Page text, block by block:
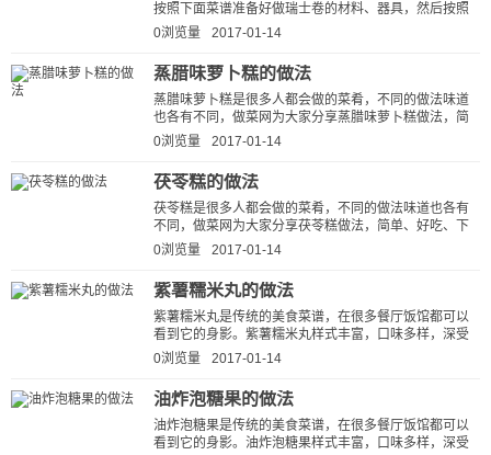
按照下面菜谱准备好做瑞士卷的材料、器具，然后按照
步骤一步步来做，您一定能学会瑞士...
0浏览量 2017-01-14
蒸腊味萝卜糕的做法
蒸腊味萝卜糕是很多人都会做的菜肴，不同的做法味道
也各有不同，做菜网为大家分享蒸腊味萝卜糕做法，简
单、好吃、下饭。按这种方法做出...
0浏览量 2017-01-14
茯苓糕的做法
茯苓糕是很多人都会做的菜肴，不同的做法味道也各有
不同，做菜网为大家分享茯苓糕做法，简单、好吃、下
饭。按这种方法做出的茯苓糕香甜...
0浏览量 2017-01-14
紫薯糯米丸的做法
紫薯糯米丸是传统的美食菜谱，在很多餐厅饭馆都可以
看到它的身影。紫薯糯米丸样式丰富，口味多样，深受
大家喜爱。话间口水都快流下来了...
0浏览量 2017-01-14
油炸泡糖果的做法
油炸泡糖果是传统的美食菜谱，在很多餐厅饭馆都可以
看到它的身影。油炸泡糖果样式丰富，口味多样，深受